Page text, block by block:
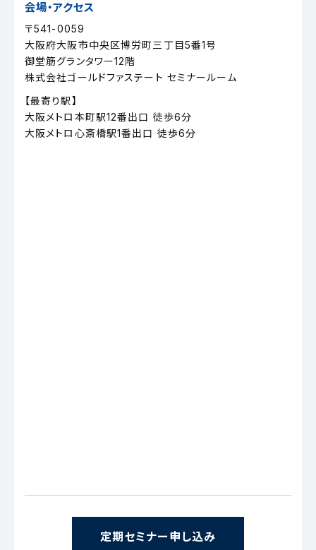
会場・アクセス
〒541-0059
大阪府大阪市中央区博労町三丁目5番1号
御堂筋グランタワー12階
株式会社ゴールドファステート セミナールーム
【最寄り駅】
大阪メトロ本町駅12番出口 徒歩6分
大阪メトロ心斎橋駅1番出口 徒歩6分
定期セミナー申し込み